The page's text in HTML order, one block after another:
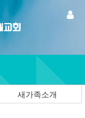
새가족소개